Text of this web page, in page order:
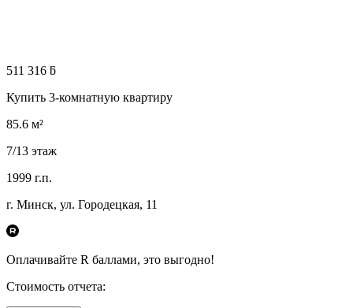
511 316 ƃ
Купить 3-комнатную квартиру
85.6 м²
7/13 этаж
1999 г.п.
г. Минск, ул. Городецкая, 11
Оплачивайте R баллами, это выгодно!
Стоимость отчета: